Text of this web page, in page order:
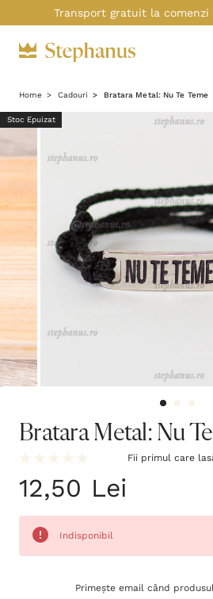
Transport gratuit la comenzi
Home Cadouri Bratara Metal: Nu Te Teme
Stoc Epuizat
Bratara Metal: Nu
Fii primul care
12,50 Lei
Indisponibil
Primește email când